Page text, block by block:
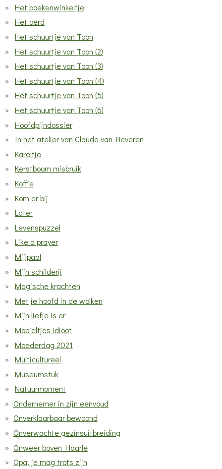
Het boekenwinkeltje
Het oerd
Het schuurtje van Toon
Het schuurtje van Toon (2)
Het schuurtje van Toon (3)
Het schuurtje van Toon (4)
Het schuurtje van Toon (5)
Het schuurtje van Toon (6)
Hoofdpijndossier
In het atelier van Claude van Beveren
Kareltje
Kerstboom misbruik
Koffie
Kom er bij
Later
Levenspuzzel
Like a prayer
Mijlpaal
Mijn schilderij
Magische krachten
Met je hoofd in de wolken
Mijn liefje is er
Mobieltjes idioot
Moederdag 2021
Multicultureel
Museumstuk
Natuurmoment
Ondernemer in zijn eenvoud
Onverklaarbaar bewoond
Onverwachte gezinsuitbreiding
Onweer boven Haarle
Opa, je mag trots zijn